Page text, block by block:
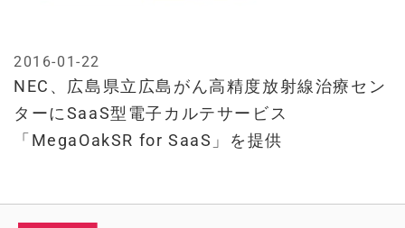
NEC、広島県立広島がん高精度放射線治療セン
ターにSaaS型電子カルテサービス
「MegaOakSR for SaaS」を提供
2016-01-22